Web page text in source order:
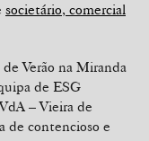
societário, comercial
Verão na Miranda
de ESG
– Vieira de
de contencioso e